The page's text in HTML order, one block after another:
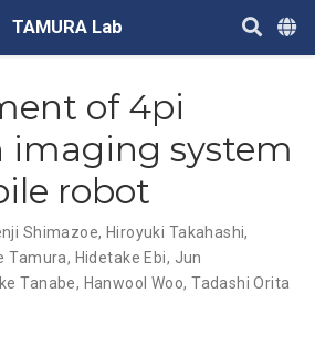
TAMURA Lab
of 4pi
imaging system
robot
Shimazoe, Hiroyuki Takahashi,
Tamura, Hidetake Ebi, Jun
Tanabe, Hanwool Woo,Tadashi Orita